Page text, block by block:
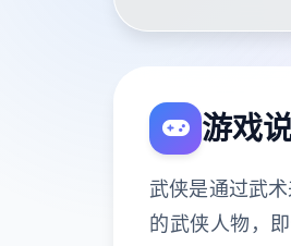
游戏
武侠是通过武
的武侠人物，